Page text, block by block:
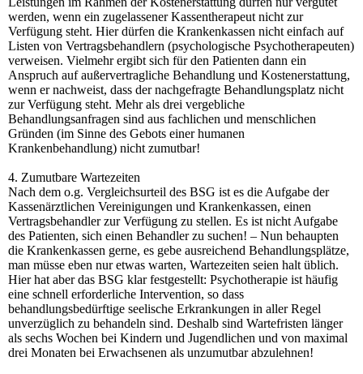
werden, wenn ein zugelassener Kassentherapeut nicht zur
Verfügung steht. Hier dürfen die Krankenkassen nicht einfach auf
Listen von Vertragsbehandlern (psychologische Psychotherapeuten)
verweisen. Vielmehr ergibt sich für den Patienten dann ein
Anspruch auf außervertragliche Behandlung und Kostenerstattung,
wenn er nachweist, dass der nachgefragte Behandlungsplatz nicht
zur Verfügung steht. Mehr als drei vergebliche
Behandlungsanfragen sind aus fachlichen und menschlichen
Gründen (im Sinne des Gebots einer humanen
Krankenbehandlung) nicht zumutbar!
4. Zumutbare Wartezeiten
Nach dem o.g. Vergleichsurteil des BSG ist es die Aufgabe der
Kassenärztlichen Vereinigungen und Krankenkassen, einen
Vertragsbehandler zur Verfügung zu stellen. Es ist nicht Aufgabe
des Patienten, sich einen Behandler zu suchen! – Nun behaupten
die Krankenkassen gerne, es gebe ausreichend Behandlungsplätze,
man müsse eben nur etwas warten, Wartezeiten seien halt üblich.
Hier hat aber das BSG klar festgestellt: Psychotherapie ist häufig
eine schnell erforderliche Intervention, so dass
behandlungsbedürftige seelische Erkrankungen in aller Regel
unverzüglich zu behandeln sind. Deshalb sind Wartefristen länger
als sechs Wochen bei Kindern und Jugendlichen und von maximal
drei Monaten bei Erwachsenen als unzumutbar abzulehnen!